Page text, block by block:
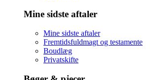
Mine sidste aftaler
Mine sidste aftaler
Fremtidsfuldmagt og testamente
Boudlæg
Privatskifte